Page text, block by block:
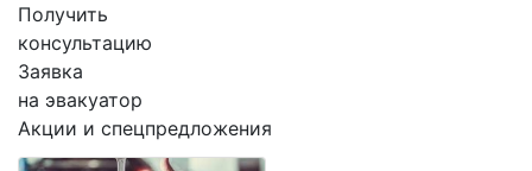
Получить
консультацию
Заявка
на эвакуатор
Акции и спецпредложения